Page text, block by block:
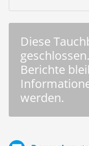
Diese
Berichte
werden.